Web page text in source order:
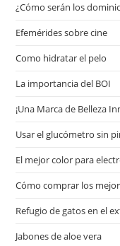
¿Cómo serán los
Efemérides sobre cine
Сomo hidratar el pelo
La importancia del BOI
¡Una Marca de Belleza
Usar el glucómetro sin
El mejor color para
Cómo comprar los
Refugio de gatos en el
Jabones de aloe vera